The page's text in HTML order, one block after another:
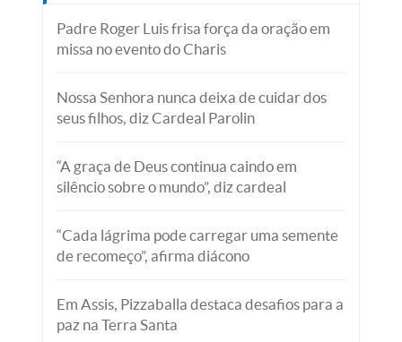
Padre Roger Luis frisa força da oração em
missa no evento do Charis
Nossa Senhora nunca deixa de cuidar dos
seus filhos, diz Cardeal Parolin
“A graça de Deus continua caindo em
silêncio sobre o mundo”, diz cardeal
“Cada lágrima pode carregar uma semente
de recomeço”, afirma diácono
Em Assis, Pizzaballa destaca desafios para a
paz na Terra Santa